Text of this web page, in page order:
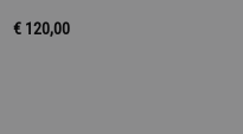
€ 120,00